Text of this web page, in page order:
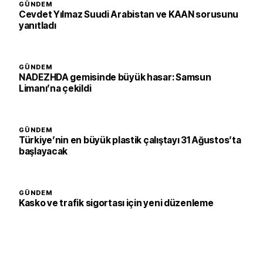
GÜNDEM
Cevdet Yılmaz Suudi Arabistan ve KAAN sorusunu
yanıtladı
GÜNDEM
NADEZHDA gemisinde büyük hasar: Samsun
Limanı’na çekildi
GÜNDEM
Türkiye’nin en büyük plastik çalıştayı 31 Ağustos’ta
başlayacak
GÜNDEM
Kasko ve trafik sigortası için yeni düzenleme